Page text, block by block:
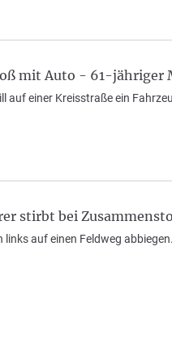
mit Auto - 61-jähriger
auf einer Kreisstraße ein
stirbt bei
links auf einen Feldweg